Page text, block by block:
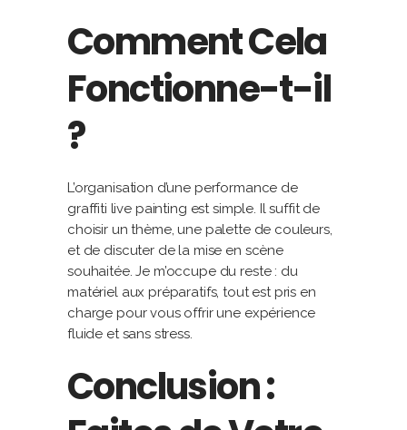
Comment Cela
Fonctionne-t-il
?
L’organisation d’une performance de
graffiti live painting est simple. Il suffit de
choisir un thème, une palette de couleurs,
et de discuter de la mise en scène
souhaitée. Je m’occupe du reste : du
matériel aux préparatifs, tout est pris en
charge pour vous offrir une expérience
fluide et sans stress.
Conclusion :